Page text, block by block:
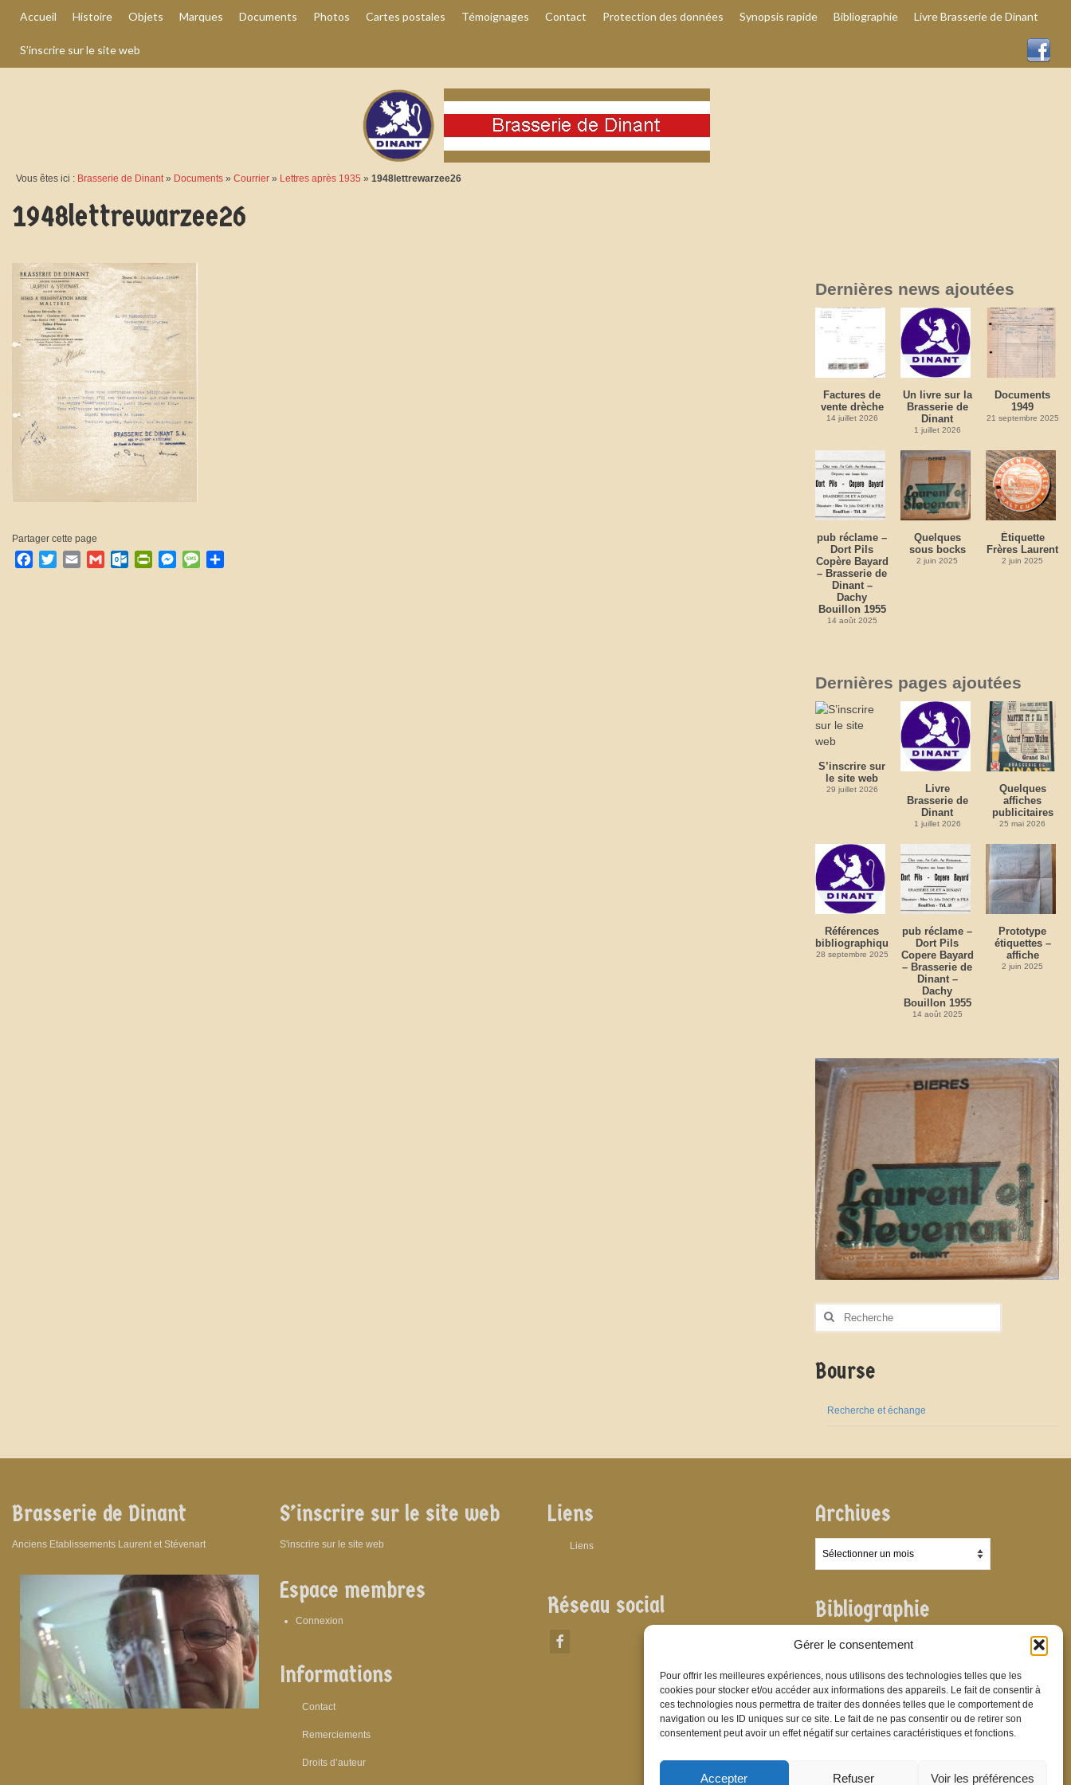
Gérer le consentement
Pour offrir les meilleures expériences, nous utilisons des technologies telles que les
cookies pour stocker et/ou accéder aux informations des appareils. Le fait de consentir à
ces technologies nous permettra de traiter des données telles que le comportement de
navigation ou les ID uniques sur ce site. Le fait de ne pas consentir ou de retirer son
consentement peut avoir un effet négatif sur certaines caractéristiques et fonctions.
Accepter Refuser Voir les préférences
Accueil Histoire Objets Marques Documents Photos Cartes postales Témoignages Contact Protection des données Synopsis rapide Bibliographie Livre Brasserie de Dinant
S’inscrire sur le site web
Vous êtes ici : Brasserie de Dinant» Documents » Courrier » Lettres après 1935 » 1948lettrewarzee26
1948lettrewarzee26
Partager cette page
Facebook
TwitterEmail GmailOutlook.com
PrintFriendly
Messenger
Message
Dernières news ajoutées
Factures de
vente drèche
14 juillet 2026
Un livre sur la
Brasserie de
Dinant
1 juillet 2026
Documents
1949
21 septembre 2025
pub réclame –
Dort Pils
Copère Bayard
– Brasserie de
Dinant –
Dachy
Bouillon 1955
14 août 2025
Quelques
sous bocks
2 juin 2025
Étiquette
Frères Laurent
2 juin 2025
Dernières pages ajoutées
S’inscrire sur
le site web
29 juillet 2026
Livre
Brasserie de
Dinant
1 juillet 2026
Quelques
affiches
publicitaires
25 mai 2026
Références
bibliographiques
28 septembre 2025
pub réclame –
Dort Pils
Copere Bayard
– Brasserie de
Dinant –
Dachy
Bouillon 1955
14 août 2025
Prototype
étiquettes –
affiche
2 juin 2025
Rechercher
Bourse
Recherche et échange
Brasserie de Dinant
Anciens Etablissements Laurent et Stévenart
S’inscrire sur le site web
S'inscrire sur le site web
Espace membres
Connexion
Informations
Contact
Remerciements
Droits d’auteur
Liens
Liens
Réseau social
Archives
Bibliographie
Bibliographie